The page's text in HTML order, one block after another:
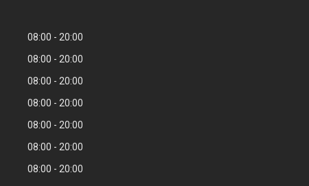
08:00
20:00
08:00
20:00
08:00
20:00
08:00
20:00
08:00
20:00
08:00
20:00
08:00 20:00